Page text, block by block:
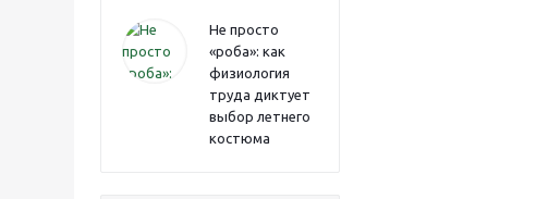
Не просто
«роба»: как
физиология
труда диктует
выбор летнего
костюма